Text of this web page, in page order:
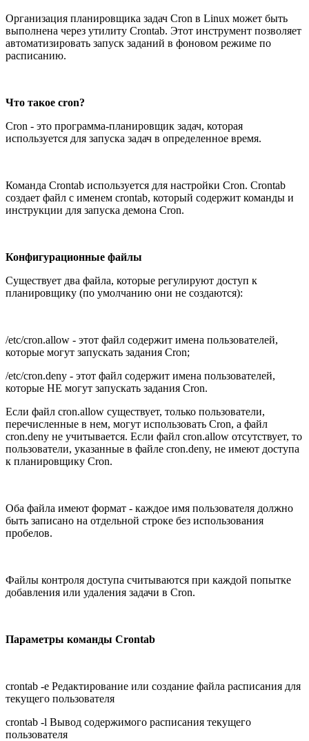
Организация планировщика задач Cron в Linux может быть
выполнена через утилиту Crontab. Этот инструмент позволяет
автоматизировать запуск заданий в фоновом режиме по
расписанию.
Что такое cron?
Cron - это программа-планировщик задач, которая
используется для запуска задач в определенное время.
Команда Crontab используется для настройки Cron. Crontab
создает файл с именем crontab, который содержит команды и
инструкции для запуска демона Cron.
Конфигурационные файлы
Существует два файла, которые регулируют доступ к
планировщику (по умолчанию они не создаются):
/etc/cron.allow - этот файл содержит имена пользователей,
которые могут запускать задания Cron;
/etc/cron.deny - этот файл содержит имена пользователей,
которые НЕ могут запускать задания Cron.
Если файл cron.allow существует, только пользователи,
перечисленные в нем, могут использовать Cron, а файл
cron.deny не учитывается. Если файл cron.allow отсутствует, то
пользователи, указанные в файле cron.deny, не имеют доступа
к планировщику Cron.
Оба файла имеют формат - каждое имя пользователя должно
быть записано на отдельной строке без использования
пробелов.
Файлы контроля доступа считываются при каждой попытке
добавления или удаления задачи в Cron.
Параметры команды Crontab
crontab -e Редактирование или создание файла расписания для
текущего пользователя
crontab -l Вывод содержимого расписания текущего
пользователя